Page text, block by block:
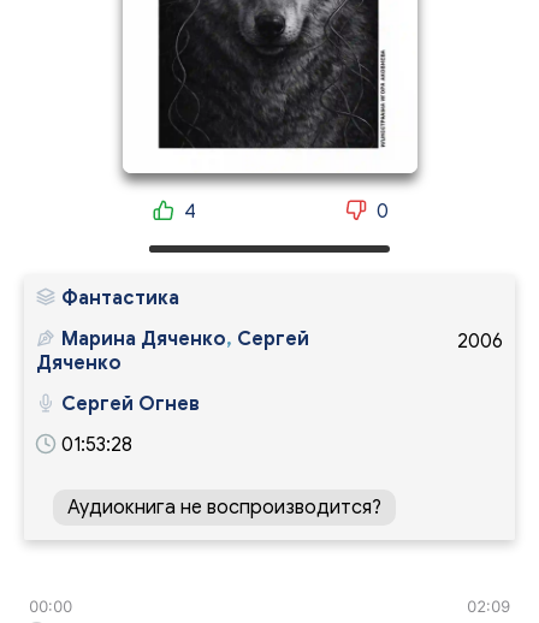
4 0
Фантастика
2006
Марина Дяченко, Сергей
Дяченко
Сергей Огнев
01:53:28
Аудиокнига не воспроизводится?
00:00 02:09